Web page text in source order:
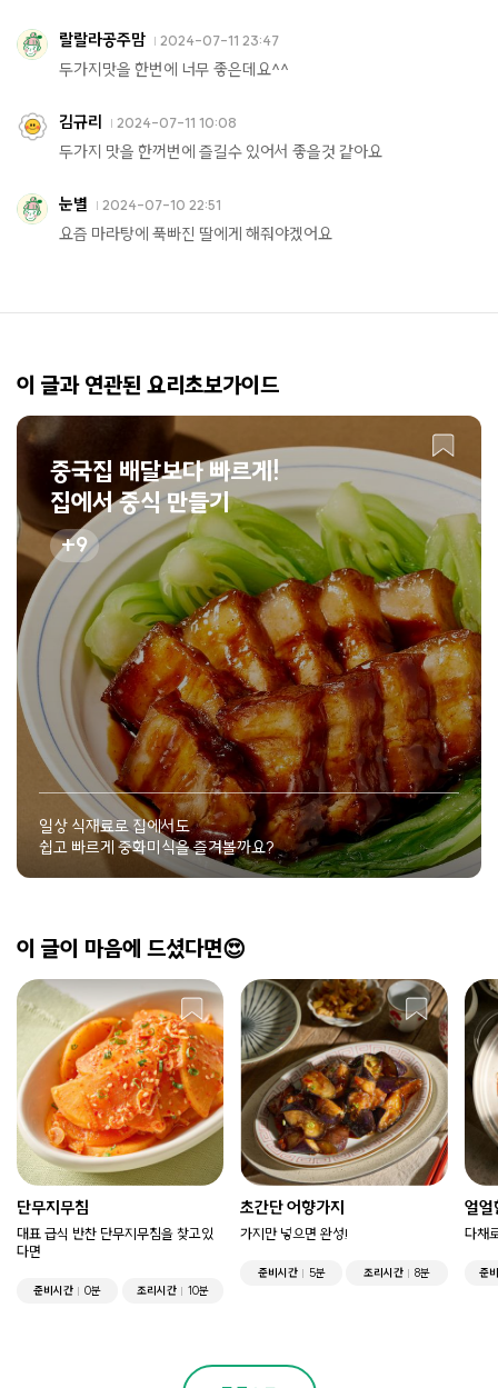
랄랄라공주맘 2024-07-11 23:47
두가지맛을 한번에 너무 좋은데요^^
김규리 2024-07-11 10:08
두가지 맛을 한꺼번에 즐길수 있어서 좋을것 같아요
눈별 2024-07-10 22:51
요즘 마라탕에 푹빠진 딸에게 해줘야겠어요
이 글과 연관된 요리초보가이드
중국집 배달보다 빠르게!
집에서 중식 만들기
9
일상 식재료로 집에서도
쉽고 빠르게 중화미식을 즐겨볼까요?
이 글이 마음에 드셨다면😍
단무지무침
대표 급식 반찬 단무지무침을 찾고있
다면
준비시간 0분 조리시간 10분
초간단 어향가지
가지만 넣으면 완성!
준비시간 5분 조리시간 8분
얼얼
다채
준